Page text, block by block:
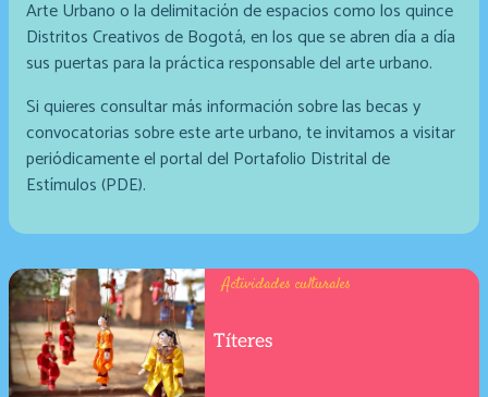
Arte Urbano o la delimitación de espacios como los quince
Distritos Creativos de Bogotá, en los que se abren día a día
sus puertas para la práctica responsable del arte urbano.
Si quieres consultar más información sobre las becas y
convocatorias sobre este arte urbano, te invitamos a visitar
periódicamente el portal del Portafolio Distrital de
Estímulos (PDE).
Actividades culturales
Títeres